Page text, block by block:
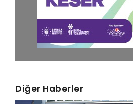
Diğer Haberler